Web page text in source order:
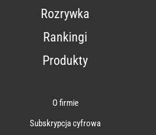
Rozrywka
Rankingi
Produkty
O firmie
Subskrypcja cyfrowa